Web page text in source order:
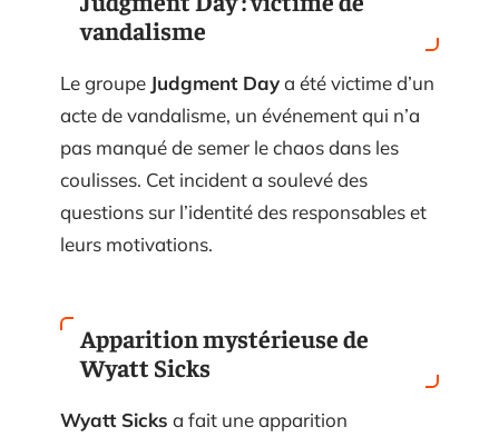
vandalisme
Le groupe Judgment Daya été victime d’un
acte de vandalisme, un événement qui n’a
pas manqué de semer le chaos dans les
coulisses. Cet incident a soulevé des
questions sur l’identité des responsables et
leurs motivations.
Apparition mystérieuse de
Wyatt Sicks
Wyatt Sicks a fait une apparition